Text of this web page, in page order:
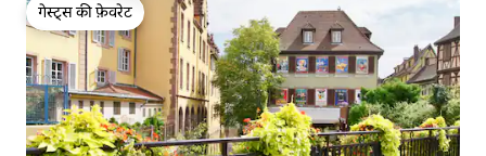
गेस्ट्स की फ़ेवरेट
गेस्ट्स की फ़ेवरेट